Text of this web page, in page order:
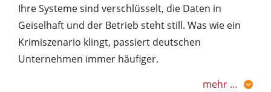
Ihre Systeme sind verschlüsselt, die Daten in
Geiselhaft und der Betrieb steht still. Was wie ein
Krimiszenario klingt, passiert deutschen
Unternehmen immer häufiger.
mehr …